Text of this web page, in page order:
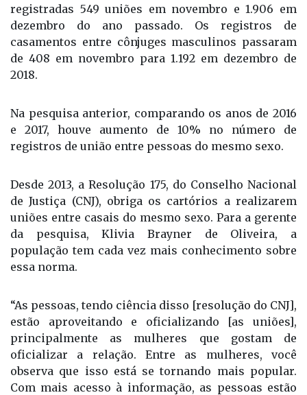
registradas 549 uniões em novembro e 1.906 em
dezembro do ano passado. Os registros de
casamentos entre cônjuges masculinos passaram
de 408 em novembro para 1.192 em dezembro de
2018.
Na pesquisa anterior, comparando os anos de 2016
e 2017, houve aumento de 10% no número de
registros de união entre pessoas do mesmo sexo.
Desde 2013, a Resolução 175, do Conselho Nacional
de Justiça (CNJ), obriga os cartórios a realizarem
uniões entre casais do mesmo sexo. Para a gerente
da pesquisa, Klivia Brayner de Oliveira, a
população tem cada vez mais conhecimento sobre
essa norma.
“As pessoas, tendo ciência disso [resolução do CNJ],
estão aproveitando e oficializando [as uniões],
principalmente as mulheres que gostam de
oficializar a relação. Entre as mulheres, você
observa que isso está se tornando mais popular.
Com mais acesso à informação, as pessoas estão